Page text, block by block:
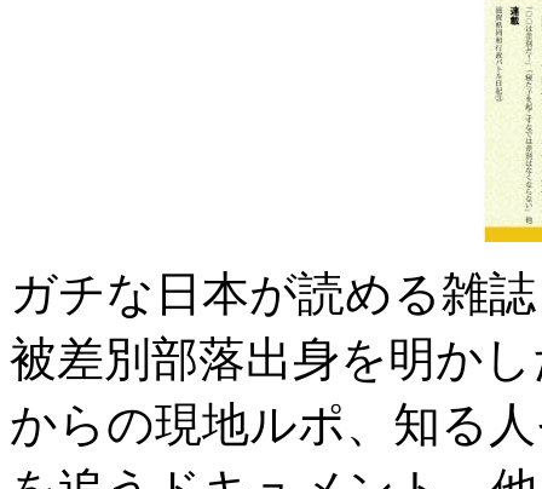
ガチな日本が読める雑
被差別部落出身を明か
からの現地ルポ、知る